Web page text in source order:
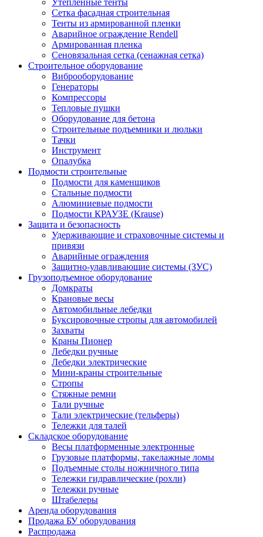
Утепленные тенты
Сетка фасадная строительная
Тенты из армированной пленки
Аварийное ограждение Rendell
Армированная пленка
Сеновязальная сетка (сенажная сетка)
Строительное оборудование
Виброоборудование
Генераторы
Компрессоры
Тепловые пушки
Оборудование для бетона
Строительные подъемники и люльки
Тачки
Инструмент
Опалубка
Подмости строительные
Подмости для каменщиков
Стальные подмости
Алюминиевые подмости
Подмости КРАУЗЕ (Krause)
Защита и безопасность
Удерживающие и страховочные системы и
привязи
Аварийные ограждения
Защитно-улавливающие системы (ЗУС)
Грузоподъемное оборудование
Домкраты
Крановые весы
Автомобильные лебедки
Буксировочные стропы для автомобилей
Захваты
Краны Пионер
Лебедки ручные
Лебедки электрические
Мини-краны строительные
Стропы
Стяжные ремни
Тали ручные
Тали электрические (тельферы)
Тележки для талей
Складское оборудование
Весы платформенные электронные
Грузовые платформы, такелажные ломы
Подъемные столы ножничного типа
Тележки гидравлические (рохли)
Тележки ручные
Штабелеры
Аренда оборудования
Продажа БУ оборудования
Распродажа